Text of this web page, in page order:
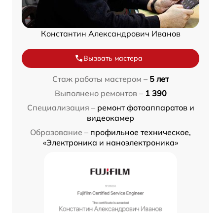
Константин Александрович Иванов
Вызвать мастера
Стаж работы мастером – 5 лет
Выполнено ремонтов – 1 390
Специализация – ремонт фотоаппаратов и
видеокамер
Образование – профильное техническое,
«Электроника и наноэлектроника»